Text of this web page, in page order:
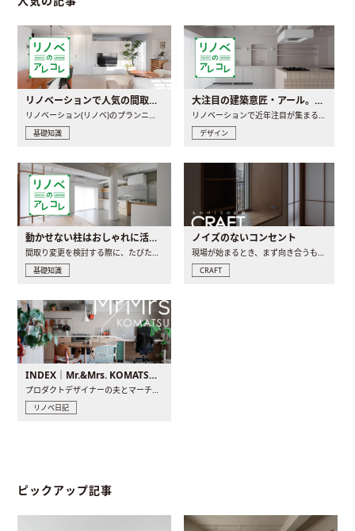
リノベーションで人気の間取りとは？トレンドの間取りと実例を徹底解説
リノベーション(リノベ)のプランニングで一番最初に決めるのは..
基礎知識
大注目の建築意匠・アール。人気の理由と空間に取り入れるポイント
リノベーションで近年注目が集まる建築意匠の一つであるアール..
デザイン
動かせない柱はおしゃれに活用！柱を魅せるリノベーション(リノベ)4選
間取り変更を検討する際に、たびたび皆さんの頭を悩ませる動か..
基礎知識
ノイズのないコンセント
現場が始まるとき、まず向き合うものの一つがコンセントです..
CRAFT
INDEX｜Mr.&Mrs. KOMATSU renovation diary
プロダクトデザイナーの夫とマーチャンダイザーの妻が、夫婦で..
リノベ日記
ピックアップ記事